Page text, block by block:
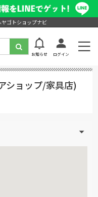
ゴトショップナビ
お知らせ ログイン
ショップ/家具店)